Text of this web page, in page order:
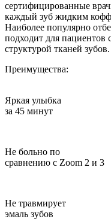
сертифицированные
каждый зуб жидким
Наиболее популярно
подходит для
структурой тканей зубов.
Преимущества:
Яркая улыбка
за 45 минут
Не больно по
сравнению с Zoom 2 и 3
Не травмирует
эмаль зубов